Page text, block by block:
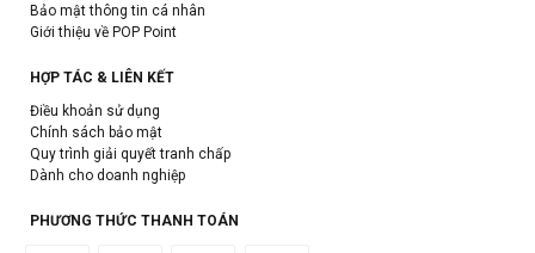
Bảo mật thông tin cá nhân
Giới thiệu về POP Point
HỢP TÁC & LIÊN KẾT
Điều khoản sử dụng
Chính sách bảo mật
Quy trình giải quyết tranh chấp
Dành cho doanh nghiệp
PHƯƠNG THỨC THANH TOÁN